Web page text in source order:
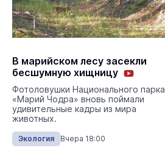
В марийском лесу засекли
бесшумную хищницу
Фотоловушки Национального парка
«Марий Чодра» вновь поймали
удивительные кадры из мира
животных.
Экология Вчера 18:00